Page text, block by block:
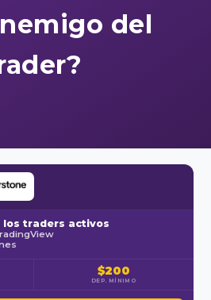
del
traders activos
$200
DEP. MÍNIMO